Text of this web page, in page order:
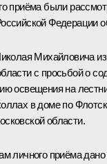
приёма были
Федерации
Михайловича
с просьбой о
освещения на
в доме по
области.
личного приёма